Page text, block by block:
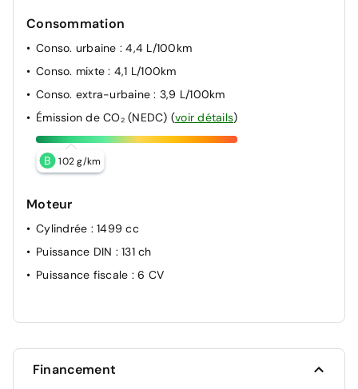
Consommation
Conso. urbaine : 4,4 L/100km
Conso. mixte: 4,1 L/100km
Conso. extra-urbaine: 3,9 L/100km
Émission de CO₂ (NEDC) (voir détails)
B 102 g/km
Moteur
Cylindrée : 1499 cc
Puissance DIN : 131 ch
Puissance fiscale : 6 CV
Financement